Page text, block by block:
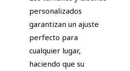
personalizados
garantizan un ajuste
perfecto para
cualquier lugar,
haciendo que su